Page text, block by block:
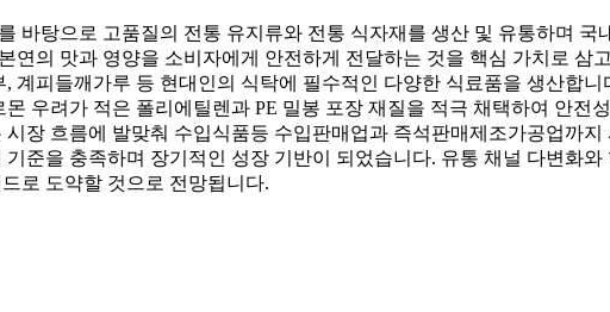
바탕으로 고품질의 전통 유지류와 전통 식자재를 생산 및 유통하며
연의 맛과 영양을 소비자에게 안전하게 전달하는 것을 핵심 가치로 삼
계피들깨가루 등 현대인의 식탁에 필수적인 다양한 식료품을 생산합
우려가 적은 폴리에틸렌과 PE 밀봉 포장 재질을 적극 채택하여 안전
장 흐름에 발맞춰 수입식품등 수입판매업과 즉석판매제조가공업까
준을 충족하며 장기적인 성장 기반이 되었습니다. 유통 채널 다변화
로 도약할 것으로 전망됩니다.